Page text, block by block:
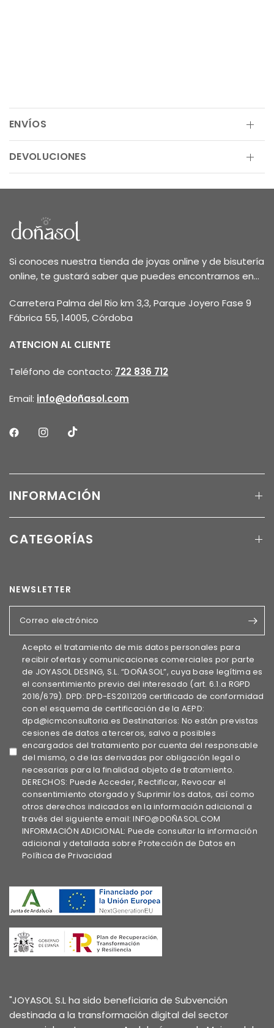
ENVÍOS
DEVOLUCIONES
Si conoces nuestra tienda de joyas online y de bisutería
online, te gustará saber que puedes encontrarnos en...
Carretera Palma del Rio km 3,3, Parque Joyero Fase 9
Fábrica 55, 14005, Córdoba
ATENCION AL CLIENTE
Teléfono de contacto: 722 836 712
Email: info@doñasol.com
INFORMACIÓN
CATEGORÍAS
NEWSLETTER
Correo electrónico
Acepto el tratamiento de mis datos personales para
recibir ofertas y comunicaciones comerciales por parte
de JOYASOL DESING, S.L. “DOÑASOL”, cuya base legítima es
el consentimiento previo del interesado (art. 6.1.a RGPD
2016/679). DPD: DPD-ES2011209 certificado de conformidad
con el esquema de certificación de la AEPD:
dpd@icmconsultoria.es Destinatarios: No están previstas
cesiones de datos a terceros, salvo a posibles
encargados del tratamiento por cuenta del responsable
del mismo, o de las derivadas por obligación legal o
necesarias para la finalidad objeto de tratamiento.
DERECHOS: Puede Acceder, Rectificar, Revocar el
consentimiento otorgado y Suprimir los datos, así como
otros derechos indicados en la información adicional a
través del siguiente email: INFO@DOÑASOL.COM
INFORMACIÓN ADICIONAL: Puede consultar la información
adicional y detallada sobre Protección de Datos en
Política de Privacidad
"JOYASOL S.L ha sido beneficiaria de Subvención
destinada a la transformación digital del sector